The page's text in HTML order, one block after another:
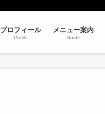
プロフィール
Profile
メニュー案内
Guide